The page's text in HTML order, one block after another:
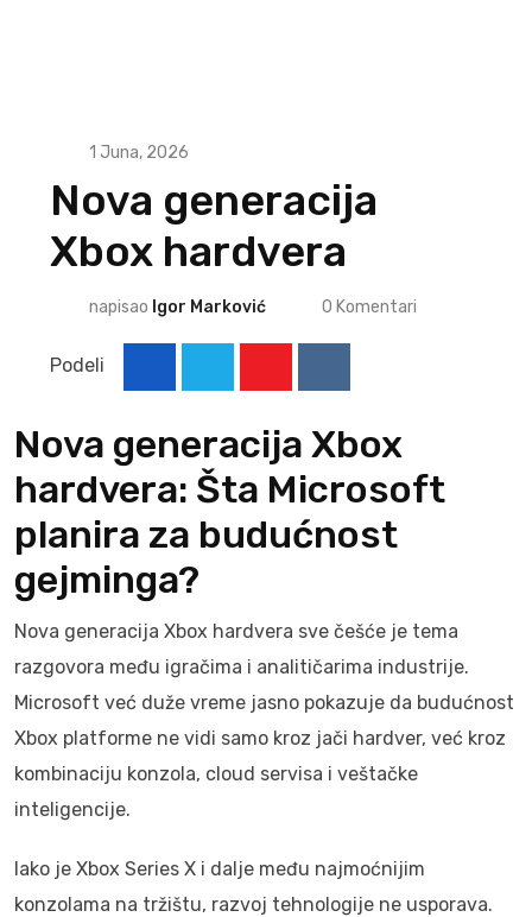
1 Juna, 2026
Nova generacija
Xbox hardvera
napisao Igor Marković 0 Komentari
Podeli
Nova generacija Xbox
hardvera: Šta Microsoft
planira za budućnost
gejminga?
Nova generacija Xbox hardvera sve češće je tema
razgovora među igračima i analitičarima industrije.
Microsoft već duže vreme jasno pokazuje da budućnost
Xbox platforme ne vidi samo kroz jači hardver, već kroz
kombinaciju konzola, cloud servisa i veštačke
inteligencije.
Iako je Xbox Series X i dalje među najmoćnijim
konzolama na tržištu, razvoj tehnologije ne usporava.